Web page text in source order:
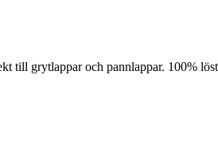
till grytlappar och pannlappar. 100%